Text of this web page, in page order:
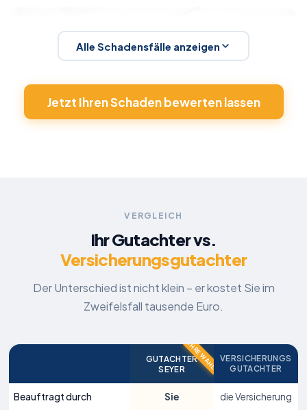
Mercedes-Benz
Reparaturkosten lt. Gutachten
Alle Schadensfälle anzeigen
Jetzt Ihren Schaden bewerten lassen
VERGLEICH
Ihr Gutachter vs.
Versicherungsgutachter
Der Unterschied ist nicht klein – er kostet Sie im
Zweifelsfall tausende Euro.
GUTACHTER
SEYER
VERSICHERUNGS
GUTACHTER
Beauftragt durch Sie die Versicherung